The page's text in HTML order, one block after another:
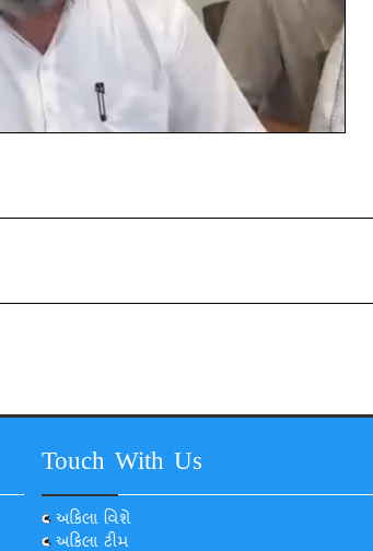
Touch With Us
અકિલા વિશે
અકિલા ટીમ